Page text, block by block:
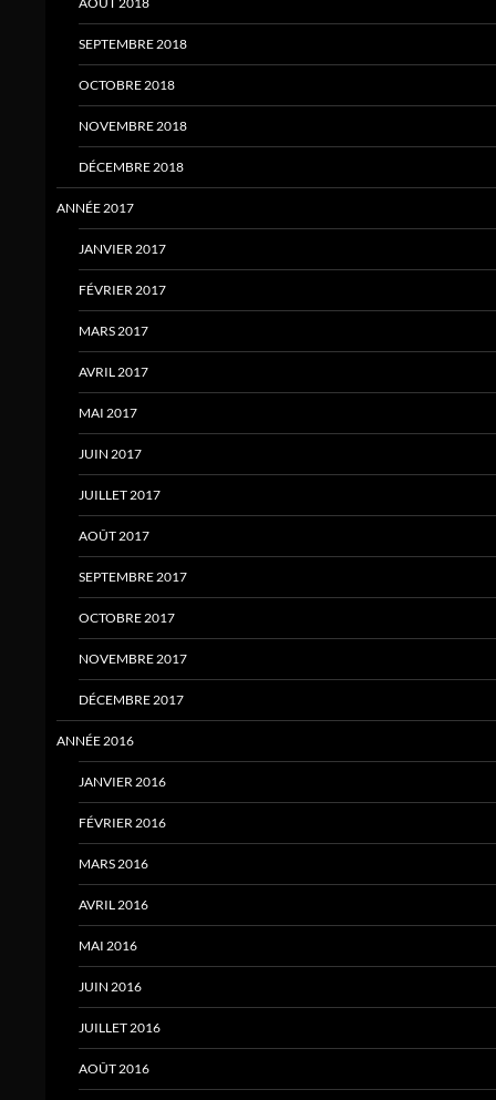
SEPTEMBRE 2018
OCTOBRE 2018
NOVEMBRE 2018
DÉCEMBRE 2018
ANNÉE 2017
JANVIER 2017
FÉVRIER 2017
MARS 2017
AVRIL 2017
MAI 2017
JUIN 2017
JUILLET 2017
AOÛT 2017
SEPTEMBRE 2017
OCTOBRE 2017
NOVEMBRE 2017
DÉCEMBRE 2017
ANNÉE 2016
JANVIER 2016
FÉVRIER 2016
MARS 2016
AVRIL 2016
MAI 2016
JUIN 2016
JUILLET 2016
AOÛT 2016